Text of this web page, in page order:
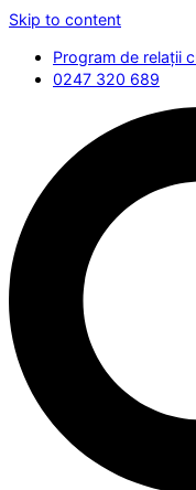
Skip to content
Program de relații
0247 320 689